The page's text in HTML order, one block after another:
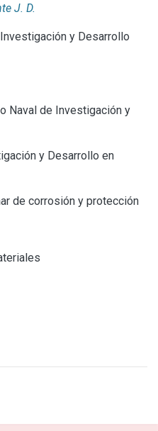
J. D.
y Desarrollo
Naval de Investigación y
y Desarrollo en
de corrosión y protección